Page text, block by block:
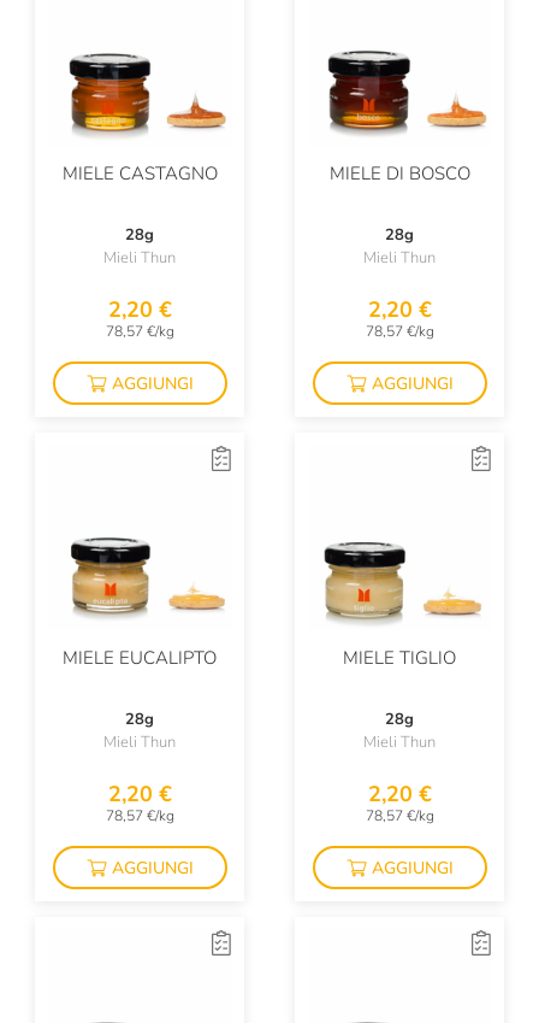
Solo Mais
Sottobosco Valtaro
Sottolestelle
Stella
Tartuflanghe
Taste Of Nature
Tipico
Tumminello
Valverbe
Vicente Marino
Vigoni
Vincenzi
MIELE CASTAGNO
28g
Mieli Thun
2,20 €
78,57 €/kg
AGGIUNGI
MIELE DI BOSCO
28g
Mieli Thun
2,20 €
78,57 €/kg
AGGIUNGI
MIELE EUCALIPTO
28g
Mieli Thun
2,20 €
78,57 €/kg
AGGIUNGI
MIELE TIGLIO
28g
Mieli Thun
2,20 €
78,57 €/kg
AGGIUNGI